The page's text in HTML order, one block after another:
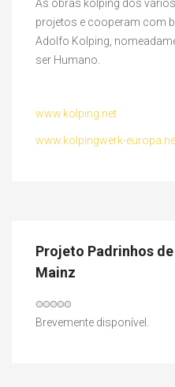
As obras kolping dos
projetos e cooperam com
Adolfo Kolping,
ser Humano.
www.kolping.net
www.kolpingwerk-
Projeto Padrinhos de
Mainz
Votos
do
Brevemente disponível.